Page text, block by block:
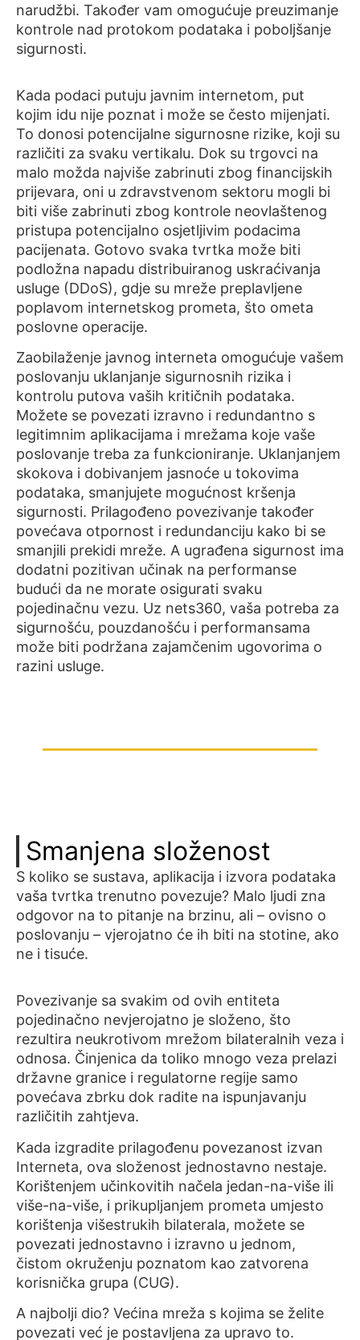
narudžbi. Također vam omogućuje preuzimanje
kontrole nad protokom podataka i poboljšanje
sigurnosti.
Kada podaci putuju javnim internetom, put
kojim idu nije poznat i može se često mijenjati.
To donosi potencijalne sigurnosne rizike, koji su
različiti za svaku vertikalu. Dok su trgovci na
malo možda najviše zabrinuti zbog financijskih
prijevara, oni u zdravstvenom sektoru mogli bi
biti više zabrinuti zbog kontrole neovlaštenog
pristupa potencijalno osjetljivim podacima
pacijenata. Gotovo svaka tvrtka može biti
podložna napadu distribuiranog uskraćivanja
usluge (DDoS), gdje su mreže preplavljene
poplavom internetskog prometa, što ometa
poslovne operacije.
Zaobilaženje javnog interneta omogućuje vašem
poslovanju uklanjanje sigurnosnih rizika i
kontrolu putova vaših kritičnih podataka.
Možete se povezati izravno i redundantno s
legitimnim aplikacijama i mrežama koje vaše
poslovanje treba za funkcioniranje. Uklanjanjem
skokova i dobivanjem jasnoće u tokovima
podataka, smanjujete mogućnost kršenja
sigurnosti. Prilagođeno povezivanje također
povećava otpornost i redundanciju kako bi se
smanjili prekidi mreže. A ugrađena sigurnost ima
dodatni pozitivan učinak na performanse
budući da ne morate osigurati svaku
pojedinačnu vezu. Uz nets360, vaša potreba za
sigurnošću, pouzdanošću i performansama
može biti podržana zajamčenim ugovorima o
razini usluge.
Smanjena složenost
S koliko se sustava, aplikacija i izvora podataka
vaša tvrtka trenutno povezuje? Malo ljudi zna
odgovor na to pitanje na brzinu, ali – ovisno o
poslovanju – vjerojatno će ih biti na stotine, ako
ne i tisuće.
Povezivanje sa svakim od ovih entiteta
pojedinačno nevjerojatno je složeno, što
rezultira neukrotivom mrežom bilateralnih veza i
odnosa. Činjenica da toliko mnogo veza prelazi
državne granice i regulatorne regije samo
povećava zbrku dok radite na ispunjavanju
različitih zahtjeva.
Kada izgradite prilagođenu povezanost izvan
Interneta, ova složenost jednostavno nestaje.
Korištenjem učinkovitih načela jedan-na-više ili
više-na-više, i prikupljanjem prometa umjesto
korištenja višestrukih bilaterala, možete se
povezati jednostavno i izravno u jednom,
čistom okruženju poznatom kao zatvorena
korisnička grupa (CUG).
A najbolji dio? Većina mreža s kojima se želite
povezati već je postavljena za upravo to.